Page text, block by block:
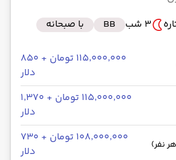
3 شب BB با صبحانه
۱۱۵٬۰۰۰٬۰۰۰ تومان + ۸۵۰
دلار
۱۱۵٬۰۰۰٬۰۰۰ تومان + ۱٬۳۷۰
دلار
نفر)
۱۰۸٬۰۰۰٬۰۰۰ تومان + ۷۳۰
دلار